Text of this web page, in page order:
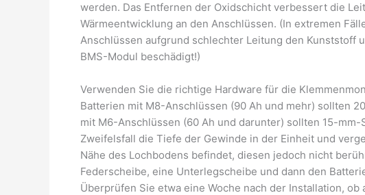
werden. Das Entfernen der Oxidschicht verbessert die
Wärmeentwicklung an den Anschlüssen. (In extremen
Anschlüssen aufgrund schlechter Leitung den Kunststoff
BMS-Modul beschädigt!)
Verwenden Sie die richtige Hardware für die
Batterien mit M8-Anschlüssen (90 Ah und mehr) sollten
mit M6-Anschlüssen (60 Ah und darunter) sollten 15-
Zweifelsfall die Tiefe der Gewinde in der Einheit und
Nähe des Lochbodens befindet, diesen jedoch nicht
Federscheibe, eine Unterlegscheibe und dann den
Überprüfen Sie etwa eine Woche nach der Installation,